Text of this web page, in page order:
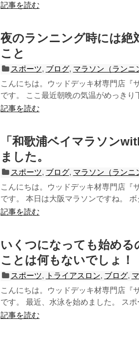
記事を読む
夜のランニング時には絶
こと
スポーツ, ブログ, マラソン（ランニ
こんにちは。ウッドデッキ材専門店『
です。 ここ最近朝晩の気温がめっきり
記事を読む
「和歌浦ベイマラソン
ました。
スポーツ, ブログ, マラソン（ランニ
こんにちは。ウッドデッキ材専門店『
です。 本日は大阪マラソンですね。 ボ
記事を読む
いくつになっても始める
ことは何もないでしょ！
スポーツ, トライアスロン, ブログ,
こんにちは。ウッドデッキ材専門店『
です。 最近、水泳を始めました。 ス
記事を読む